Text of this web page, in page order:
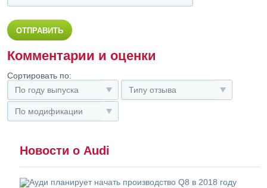
Комментарии и оценки
Сортировать по:
По году выпуска
Типу отзыва
По модификации
Новости о Audi